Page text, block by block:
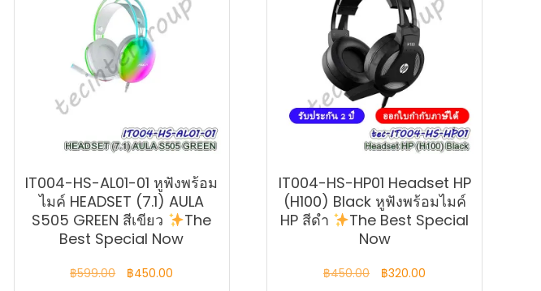
IT004-HS-AL01-01 หูฟังพร้อม
ไมค์ HEADSET (7.1) AULA
S505 GREEN สีเขียว
The
Best Special Now
฿599.00
Original
฿450.00
IT004-HS-HP01 Headset HP
(H100) Black หูฟังพร้อมไมค์
HP สีดำ
The Best Special
Now
฿450.00
Original
฿320.00